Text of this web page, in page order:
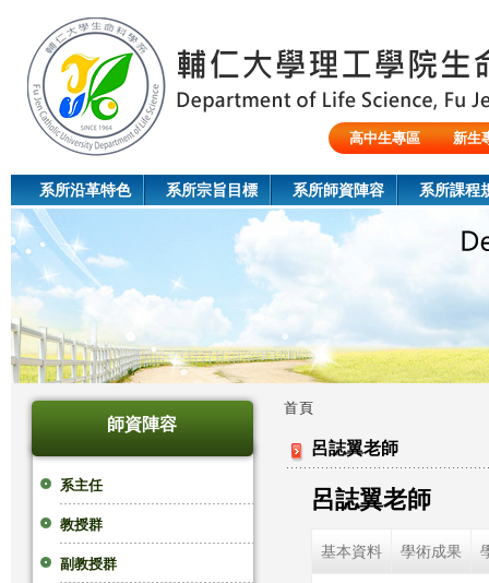
高中生專區
新生
系所沿革特色 系所宗旨目標 系所師資陣容 系所課程
師資陣容
系主任
教授群
副教授群
您
首頁
呂誌翼老師
呂誌翼老師
基本資料 學術成果